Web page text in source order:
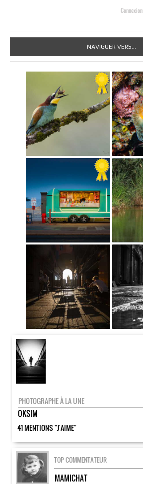
Connexion
NAVIGUER VERS...
PHOTOGRAPHE À LA UNE
OKSIM
41 MENTIONS "J'AIME"
TOP COMMENTATEUR
MAMICHAT